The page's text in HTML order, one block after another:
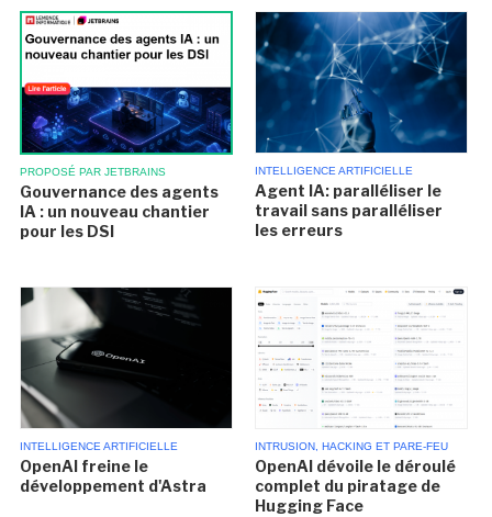
PROPOSÉ PAR JETBRAINS
Gouvernance des agents
IA : un nouveau chantier
pour les DSI
INTELLIGENCE ARTIFICIELLE
Agent IA: paralléliser le
travail sans paralléliser
les erreurs
INTELLIGENCE ARTIFICIELLE
OpenAI freine le
développement d'Astra
INTRUSION, HACKING ET PARE-FEU
OpenAI dévoile le déroulé
complet du piratage de
Hugging Face